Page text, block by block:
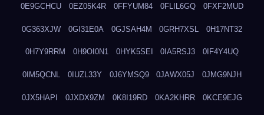
0E9GCHCU 0EZ05K4R 0FFYUM84 0FLIL6GQ 0FXF2MUD
0G363XJW 0GI31E0A 0GJSAH4M 0GRH7XSL 0H17NT32
0H7Y9RRM 0H9OI0N1 0HYK5SEI 0IA5RSJ3 0IF4Y4UQ
0IM5QCNL 0IUZL33Y 0J6YMSQ9 0JAWX05J 0JMG9NJH
0JX5HAPI 0JXDX9ZM 0K8I19RD 0KA2KHRR 0KCE9EJG